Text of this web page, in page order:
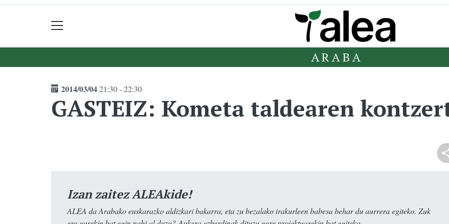
ARABA
2014/03/0421:30 - 22:30
GASTEIZ: Kometa taldearen
Izan zaitez ALEAkide!
ALEA da Arabako euskarazko aldizkari bakarra, eta zu bezalako irakurleen babesa behar du aurrera egiteko. Zuk